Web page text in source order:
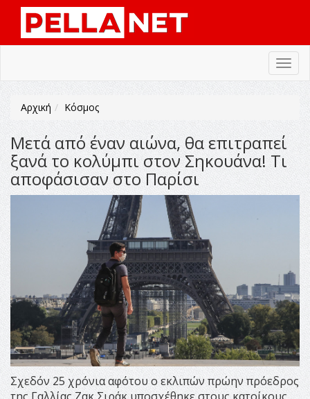
Αρχική Κόσμος
Μετά από έναν αιώνα, θα επιτραπεί
ξανά το κολύμπι στον Σηκουάνα! Τι
αποφάσισαν στο Παρίσι
Σχεδόν 25 χρόνια αφότου ο εκλιπών πρώην πρόεδρος